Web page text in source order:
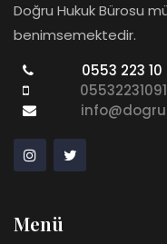
Doğru Hukuk Bürosu
benimsemektedir.
0553 223 10
05532231091
Menü